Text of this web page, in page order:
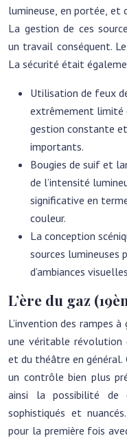
lumineuse, en portée, et
La gestion de ces
un travail conséquent.
La sécurité était
Utilisation de feux
extrêmement limité
gestion constante
importants.
Bougies de suif et
de l’intensité
significative en
couleur.
La conception
sources lumineuses
d’ambiances
L’ère du gaz
L’invention des rampes
une véritable révolution
et du théâtre en
un contrôle bien plus
ainsi la possibilité de
sophistiqués et
pour la première fois